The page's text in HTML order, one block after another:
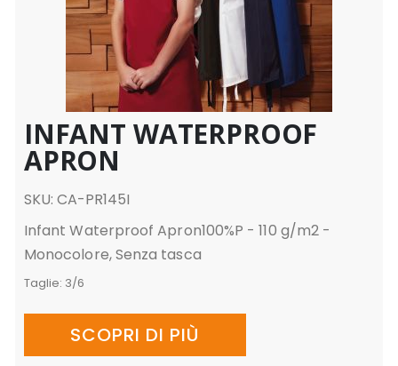
INFANT WATERPROOF
APRON
SKU: CA-PR145I
Infant Waterproof Apron100%P - 110 g/m2 -
Monocolore, Senza tasca
Taglie: 3/6
SCOPRI DI PIÙ